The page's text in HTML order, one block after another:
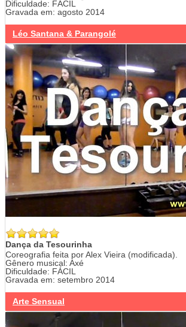
Dificuldade: FÁCIL
Gravada em: agosto 2014
Léo Santana & Parangolé
Dança da Tesourinha
Coreografia feita por Alex Vieira (modificada).
Gênero musical: Axé
Dificuldade: FÁCIL
Gravada em: setembro 2014
Arte Sensual